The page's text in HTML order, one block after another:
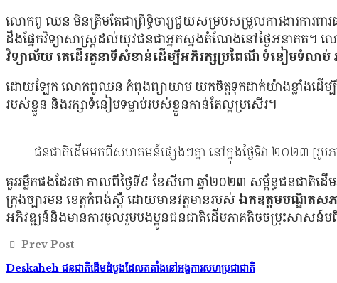
លោកពូ ឈន មិនត្រឹមតែជាព្រឹទ្ធិចារ្យជួយសម្របសម្រួលការងារការ
ដឹងផ្នែកវិទ្យាសាស្រ្ដដល់យុវជនជាអ្នកស្នងតំណែងនៅថ្ងៃអនាគត។
វិទ្យាល័យ គេដើរតួនាទីសំខាន់ដើម្បីអភិរក្សប្រពៃណី ទំនៀមទំលាប់
ដោយឡែក លោកពូឈន កំពុងព្យាយាម យកចិត្ដទុកដាក់យ៉ាងខ្លាំងដើម្បី
របស់ខ្លួន និងរក្សាទំនៀមទម្លាប់របស់ខ្លួនកាន់តែល្អប្រសើរ។
ជនជាតិដើមមកពីសហគមន៍ផ្សេងៗគ្នា នៅក្នុងថ្ងៃទិវា ២០២៣ [រូប
គួររម្លឹកផងដែរថា កាលពីថ្ងៃទី៩ ខែសីហា ឆ្នាំ២០២៣ សម្ព័ន្ធជនជា
ក្រុងច្បារមន ខេត្ដកំពង់ស្ពឺ ដោយមានវត្ដមានរបស់ ឯកឧត្តមបណ្ឌិតសភ
អភិវឌ្ឍន៍និងមានការចូលរួមបងប្អូនជនជាតិដើមភាគតិចចម្រុះសាសន៍ម
Prev Post
Deskaheh ជនជាតិដើមដំបូងដែលតតាំងនៅអង្គការសហប្រជាជាតិ